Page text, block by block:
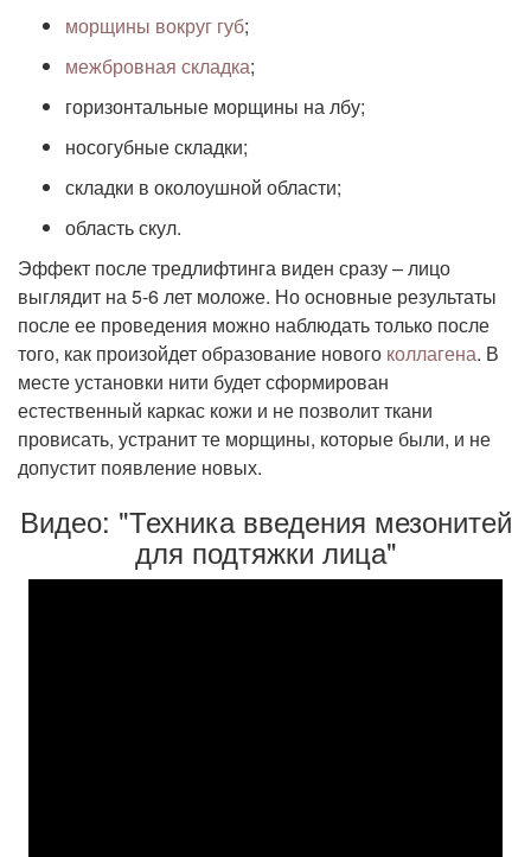
морщины вокруг губ;
межбровная складка;
горизонтальные морщины на лбу;
носогубные складки;
складки в околоушной области;
область скул.
Эффект после тредлифтинга виден сразу – лицо
выглядит на 5-6 лет моложе. Но основные результаты
после ее проведения можно наблюдать только после
того, как произойдет образование нового коллагена. В
месте установки нити будет сформирован
естественный каркас кожи и не позволит ткани
провисать, устранит те морщины, которые были, и не
допустит появление новых.
Видео: "Техника введения мезонитей
для подтяжки лица"